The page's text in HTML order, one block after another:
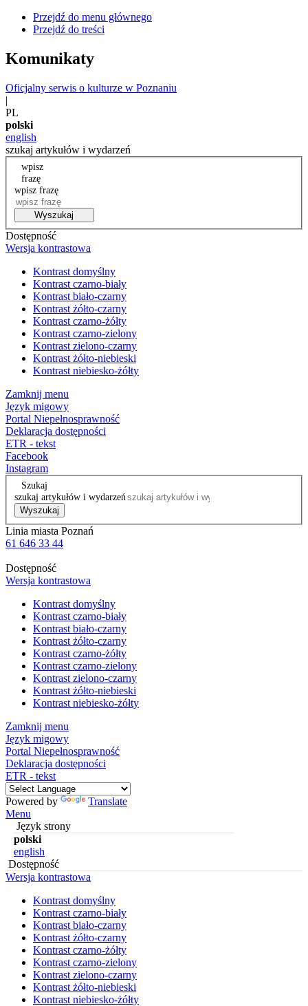
Przejdź do menu głównego
Przejdź do treści
Komunikaty
Oficjalny serwis o kulturze w Poznaniu
|
PL
polski
english
szukaj artykułów i wydarzeń
wpisz
frazę
wpisz frazę
Wyszukaj
Dostępność
Wersja kontrastowa
Kontrast domyślny
Kontrast czarno-biały
Kontrast biało-czarny
Kontrast żółto-czarny
Kontrast czarno-żółty
Kontrast czarno-zielony
Kontrast zielono-czarny
Kontrast żółto-niebieski
Kontrast niebiesko-żółty
Zamknij menu
Język migowy
Portal Niepełnosprawność
Deklaracja dostępności
ETR - tekst
Facebook
Instagram
Szukaj
szukaj artykułów i wydarzeń
Wyszukaj
Linia miasta Poznań
61 646 33 44
Dostępność
Wersja kontrastowa
Kontrast domyślny
Kontrast czarno-biały
Kontrast biało-czarny
Kontrast żółto-czarny
Kontrast czarno-żółty
Kontrast czarno-zielony
Kontrast zielono-czarny
Kontrast żółto-niebieski
Kontrast niebiesko-żółty
Zamknij menu
Język migowy
Portal Niepełnosprawność
Deklaracja dostępności
ETR - tekst
Powered by
Translate
Menu
Język strony
polski
english
Dostępność
Wersja kontrastowa
Kontrast domyślny
Kontrast czarno-biały
Kontrast biało-czarny
Kontrast żółto-czarny
Kontrast czarno-żółty
Kontrast czarno-zielony
Kontrast zielono-czarny
Kontrast żółto-niebieski
Kontrast niebiesko-żółty